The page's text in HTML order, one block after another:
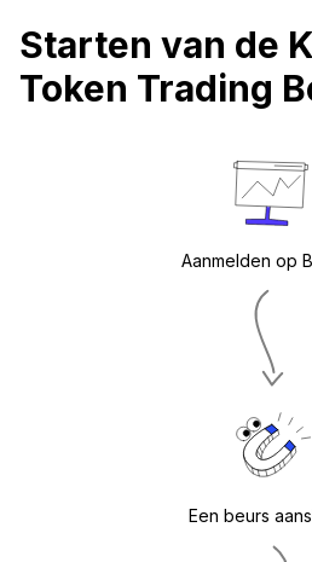
Starten van de
Token Trading
Aanmelden op
Een beurs